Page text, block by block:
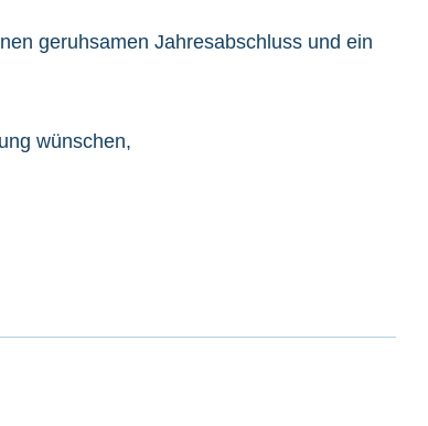
geruhsamen Jahresabschluss und ein
wünschen,